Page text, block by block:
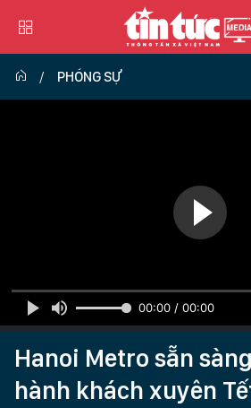
PHÓNG SỰ
00:00 / 00:00
Hanoi Metro sẵn
hành khách xuyên